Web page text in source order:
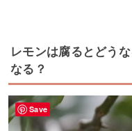
レモンは腐るとどう
なる？
Save